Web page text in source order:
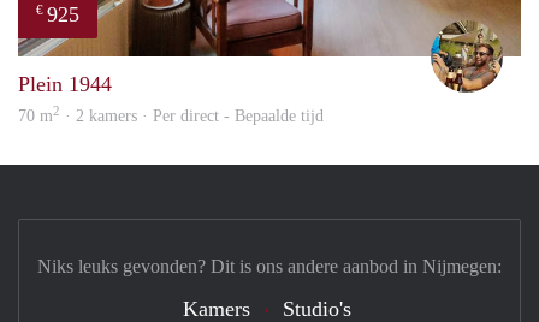
€ 925
Plein 1944
70 m2 · 2 kamers · Per direct - Bepaalde tijd
Niks leuks gevonden? Dit is ons andere aanbod in Nijmegen:
Kamers Studio's